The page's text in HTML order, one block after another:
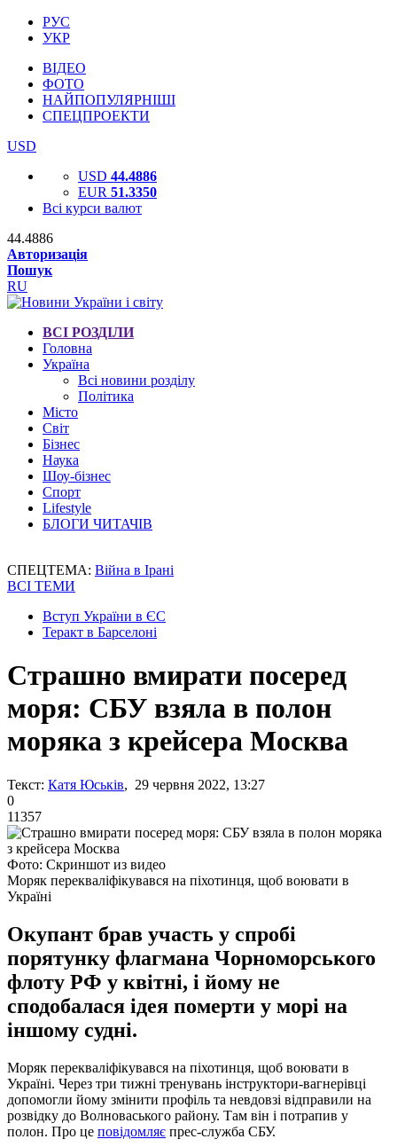
РУС
УКР
ВІДЕО
ФОТО
НАЙПОПУЛЯРНІШІ
СПЕЦПРОЕКТИ
USD
USD 44.4886
EUR 51.3350
Всі курси валют
44.4886
Авторизація
Пошук
RU
ВСІ РОЗДІЛИ
Головна
Україна
Всі новини розділу
Політика
Місто
Світ
Бізнес
Наука
Шоу-бізнес
Спорт
Lifestyle
БЛОГИ ЧИТАЧІВ
СПЕЦТЕМА: Війна в Ірані
ВСІ ТЕМИ
Вступ України в ЄС
Теракт в Барселоні
Страшно вмирати посеред
моря: СБУ взяла в полон
моряка з крейсера Москва
Текст: Катя Юськів, 29 червня 2022, 13:27
0
11357
Фото: Скриншот из видео
Моряк перекваліфікувався на піхотинця, щоб воювати в
Україні
Окупант брав участь у спробі
порятунку флагмана Чорноморського
флоту РФ у квітні, і йому не
сподобалася ідея померти у морі на
іншому судні.
Моряк перекваліфікувався на піхотинця, щоб воювати в
Україні. Через три тижні тренувань інструктори-вагнерівці
допомогли йому змінити профіль та невдовзі відправили на
розвідку до Волноваського району. Там він і потрапив у
полон. Про це повідомляє прес-служба СБУ.